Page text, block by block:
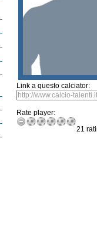
Link a questo calciator:
Rate player:
21